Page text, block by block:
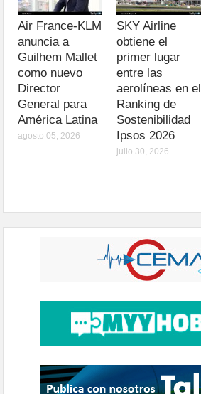
Air France-KLM
anuncia a
Guilhem Mallet
como nuevo
Director
General para
América Latina
agosto 05, 2026
SKY Airline
obtiene el
primer lugar
entre las
aerolíneas en el
Ranking de
Sostenibilidad
Ipsos 2026
julio 30, 2026